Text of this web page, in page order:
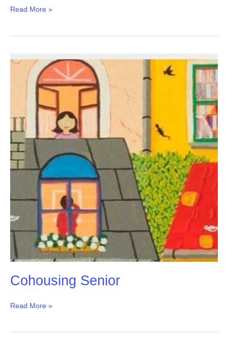
Read More »
Cohousing Senior
Cohousing
Senior
Read More »